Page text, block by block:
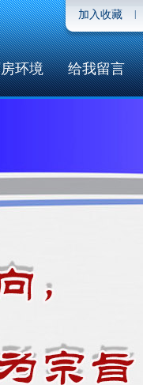
加入收藏
环境 给我留言